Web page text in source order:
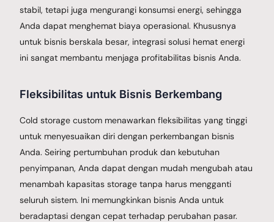
stabil, tetapi juga mengurangi konsumsi energi, sehingga
Anda dapat menghemat biaya operasional. Khususnya
untuk bisnis berskala besar, integrasi solusi hemat energi
ini sangat membantu menjaga profitabilitas bisnis Anda.
Fleksibilitas untuk Bisnis Berkembang
Cold storage custom menawarkan fleksibilitas yang tinggi
untuk menyesuaikan diri dengan perkembangan bisnis
Anda. Seiring pertumbuhan produk dan kebutuhan
penyimpanan, Anda dapat dengan mudah mengubah atau
menambah kapasitas storage tanpa harus mengganti
seluruh sistem. Ini memungkinkan bisnis Anda untuk
beradaptasi dengan cepat terhadap perubahan pasar.